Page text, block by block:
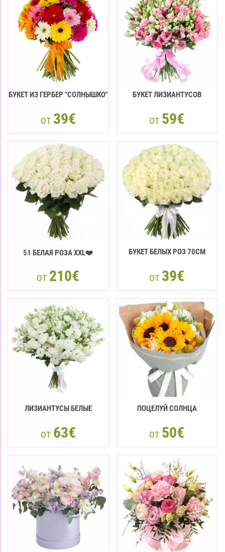
БУКЕТ ИЗ ГЕРБЕР "СОЛНЫШКО"
от 39€
БУКЕТ ЛИЗИАНТУСОВ
от 59€
51 БЕЛАЯ РОЗА XXL❤️
от 210€
БУКЕТ БЕЛЫХ РОЗ 70СМ
от 39€
ЛИЗИАНТУСЫ БЕЛЫЕ
от 63€
ПОЦЕЛУЙ СОЛНЦА
от 50€